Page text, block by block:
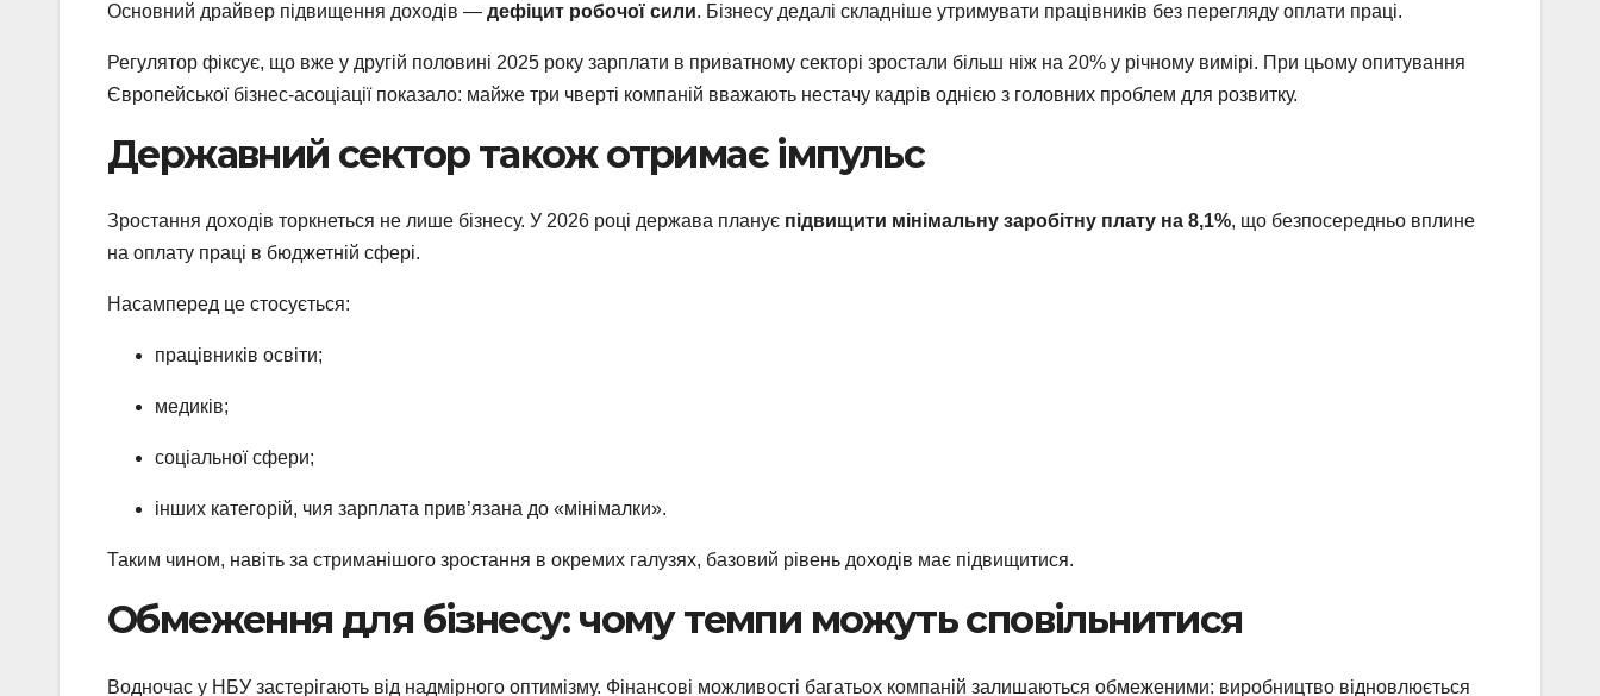
Основний драйвер підвищення доходів — дефіцит робочої сили. Бізнесу дедалі складніше утримувати працівників без перегляду оплати праці.
Регулятор фіксує, що вже у другій половині 2025 року зарплати в приватному секторі зростали більш ніж на 20% у річному вимірі. При цьому опитування
Європейської бізнес-асоціації показало: майже три чверті компаній вважають нестачу кадрів однією з головних проблем для розвитку.
Державний сектор також отримає імпульс
Зростання доходів торкнеться не лише бізнесу. У 2026 році держава планує підвищити мінімальну заробітну плату на 8,1%, що безпосередньо вплине
на оплату праці в бюджетній сфері.
Насамперед це стосується:
працівників освіти;
медиків;
соціальної сфери;
інших категорій, чия зарплата прив’язана до «мінімалки».
Таким чином, навіть за стриманішого зростання в окремих галузях, базовий рівень доходів має підвищитися.
Обмеження для бізнесу: чому темпи можуть сповільнитися
Водночас у НБУ застерігають від надмірного оптимізму. Фінансові можливості багатьох компаній залишаються обмеженими: виробництво відновлюється